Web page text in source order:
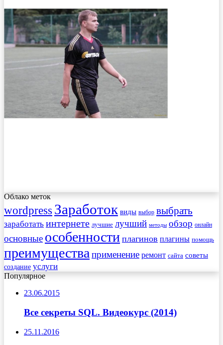
Облако меток
wordpress Заработок виды выбор выбрать
заработать интернете лучшие лучший методы обзор онлайн
основные особенности плагинов плагины помощь
преимущества применение ремонт сайта советы
создание услуги
Популярное
23.06.2015
Все секреты SQL. Видеокурс (2014)
25.11.2016